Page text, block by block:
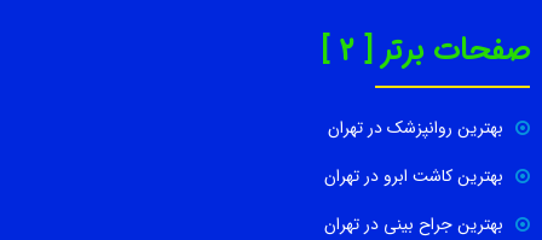
صفحات برتر [ 2 ]
بهترین روانپزشک در تهران
بهترین کاشت ابرو در تهران
بهترین جراح بینی در تهران